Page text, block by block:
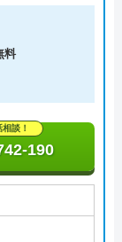
料
談！
190